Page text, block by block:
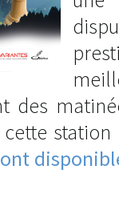
des
cette